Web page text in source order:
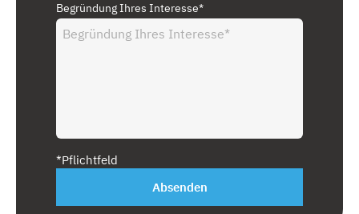
Begründung Ihres Interesse*
*Pflichtfeld
Absenden